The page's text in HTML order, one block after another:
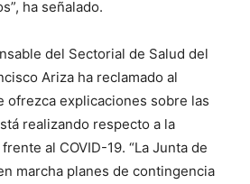
ha señalado.
del Sectorial de Salud del
Ariza ha reclamado al
ofrezca explicaciones sobre las
realizando respecto a la
al COVID-19. “La Junta de
marcha planes de contingencia